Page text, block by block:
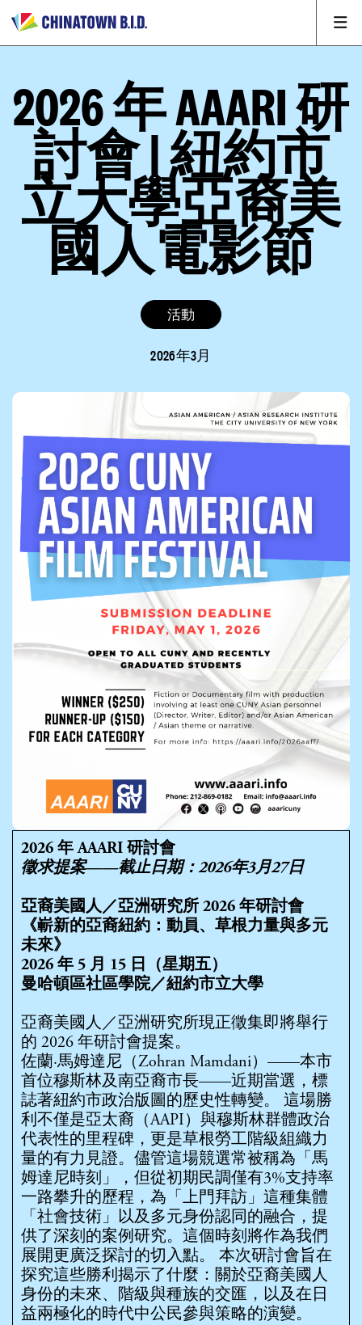
2026 年 AAARI 研
討會 | 紐約市
立大學亞裔美
國人電影節
活動
2026年3月
2026 年 AAARI 研討會
徵求提案——截止日期：2026年3月27日
亞裔美國人／亞洲研究所 2026 年研討會
《嶄新的亞裔紐約：動員、草根力量與多元
未來》
2026 年 5 月 15 日（星期五）
曼哈頓區社區學院／紐約市立大學
亞裔美國人／亞洲研究所現正徵集即將舉行
的 2026 年研討會提案。
佐蘭·馬姆達尼（Zohran Mamdani）——本市
首位穆斯林及南亞裔市長——近期當選，標
誌著紐約市政治版圖的歷史性轉變。 這場勝
利不僅是亞太裔（AAPI）與穆斯林群體政治
代表性的里程碑，更是草根勞工階級組織力
量的有力見證。儘管這場競選常被稱為「馬
姆達尼時刻」，但從初期民調僅有3%支持率
一路攀升的歷程，為「上門拜訪」這種集體
「社會技術」以及多元身份認同的融合，提
供了深刻的案例研究。這個時刻將作為我們
展開更廣泛探討的切入點。 本次研討會旨在
探究這些勝利揭示了什麼：關於亞裔美國人
身份的未來、階級與種族的交匯，以及在日
益兩極化的時代中公民參與策略的演變。